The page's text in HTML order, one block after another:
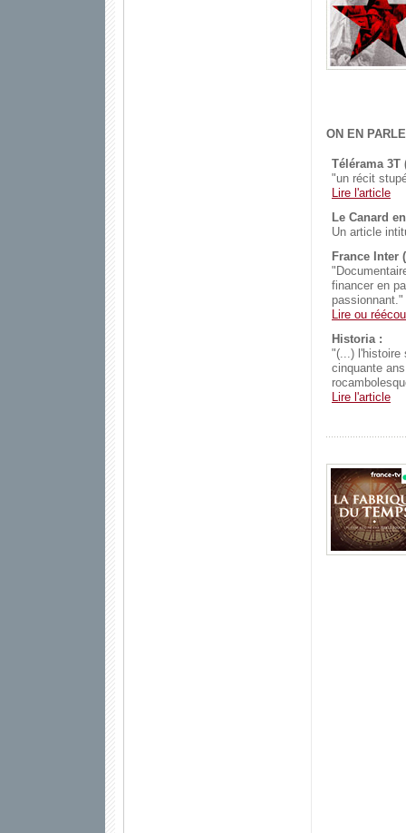
ON EN
Télérama 3T
"un récit
Lire l'article
Le Canard
Un article
France Inter
financer en
passionnant."
Lire ou
Historia :
"(...) l'histoire
cinquante
Lire l'article